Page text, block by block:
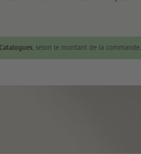
, selon le montant de la commande.